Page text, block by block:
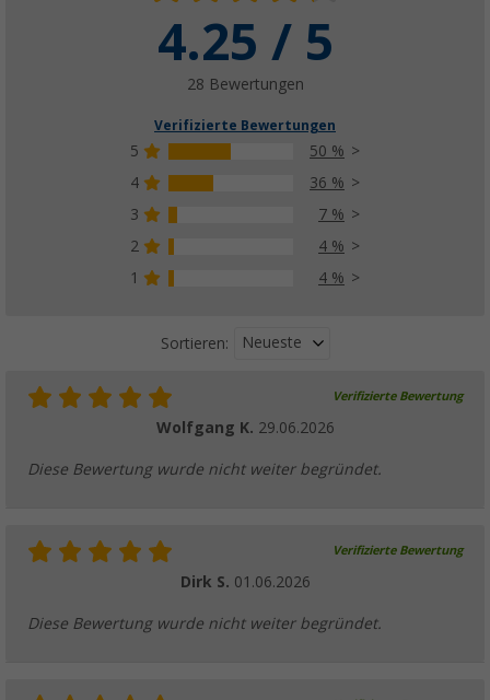
Purvario by Dörr Stauleiste für
(51)
ab9,99€UVP12,50 €
Purvario Pure Light Edition Stauleisten Set
4.25 / 5
28 Bewertungen
Verifizierte Bewertungen
5
50 %
4
36 %
3
7 %
2
4 %
1
4 %
Sortieren: Neueste
Verifizierte Bewertung
Wolfgang K. 29.06.2026
Diese Bewertung wurde nicht weiter begründet.
Verifizierte Bewertung
Dirk S. 01.06.2026
Diese Bewertung wurde nicht weiter begründet.